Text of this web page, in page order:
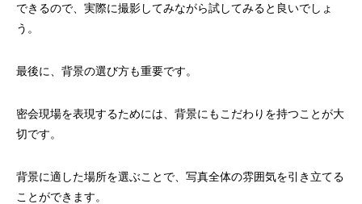
できるので、実際に撮影してみながら試してみると良いでしょ
う。
最後に、背景の選び方も重要です。
密会現場を表現するためには、背景にもこだわりを持つことが大
切です。
背景に適した場所を選ぶことで、写真全体の雰囲気を引き立てる
ことができます。